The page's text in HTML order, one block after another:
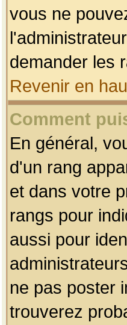
vous ne
demander les
Revenir en
Comment
En général,
d'un rang
et dans votre
rangs pour
aussi pour
ne pas poster
trouverez